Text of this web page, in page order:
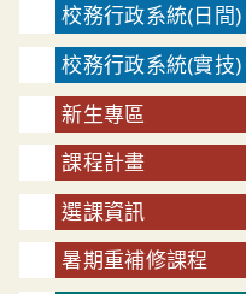
校務行政系統(日間)
校務行政系統(實技)
新生專區
課程計畫
選課資訊
暑期重補修課程